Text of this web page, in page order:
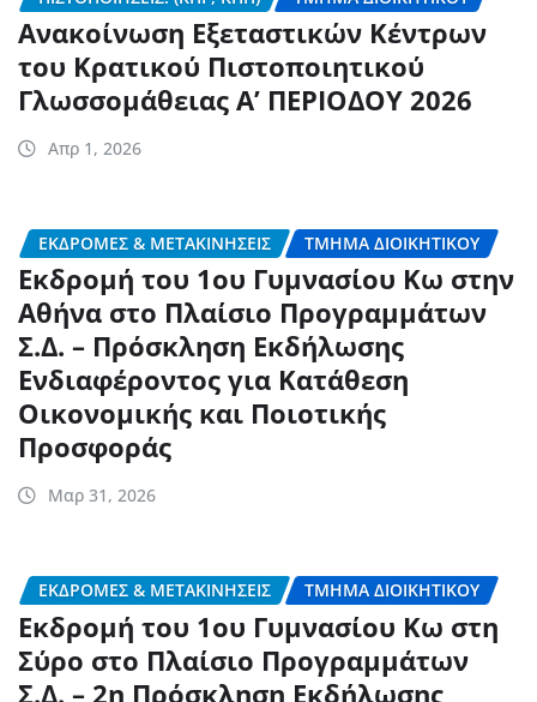
Ανακοίνωση Εξεταστικών Κέντρων
του Κρατικού Πιστοποιητικού
Γλωσσομάθειας Α’ ΠΕΡΙΟΔΟΥ 2026
Απρ 1, 2026
ΕΚΔΡΟΜΈΣ & ΜΕΤΑΚΙΝΉΣΕΙΣ ΤΜΉΜΑ ΔΙΟΙΚΗΤΙΚΟΎ
Εκδρομή του 1ου Γυμνασίου Κω στην
Αθήνα στο Πλαίσιο Προγραμμάτων
Σ.Δ. – Πρόσκληση Εκδήλωσης
Ενδιαφέροντος για Κατάθεση
Οικονομικής και Ποιοτικής
Προσφοράς
Μαρ 31, 2026
ΕΚΔΡΟΜΈΣ & ΜΕΤΑΚΙΝΉΣΕΙΣ ΤΜΉΜΑ ΔΙΟΙΚΗΤΙΚΟΎ
Εκδρομή του 1ου Γυμνασίου Κω στη
Σύρο στο Πλαίσιο Προγραμμάτων
Σ.Δ. – 2η Πρόσκληση Εκδήλωσης